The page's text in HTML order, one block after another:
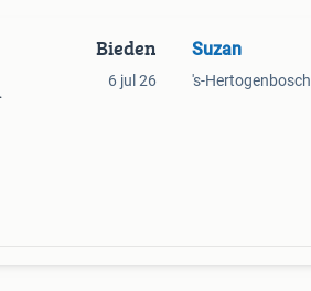
Bieden
6 jul 26
Suzan
's-Hertogenbosch